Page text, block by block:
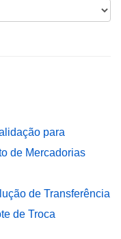
para
de Mercadorias
de Transferência
de Troca